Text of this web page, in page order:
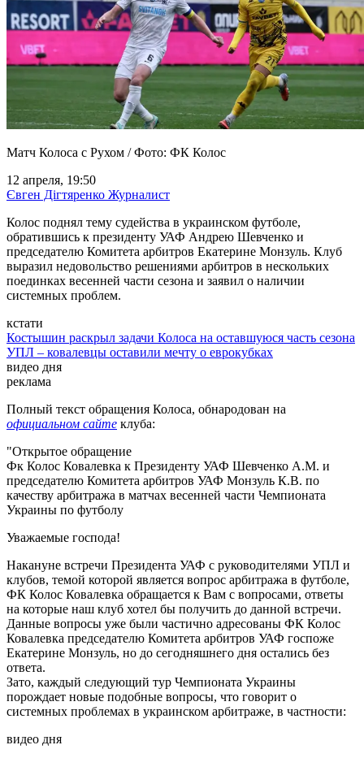
Матч Колоса с Рухом / Фото: ФК Колос
12 апреля, 19:50
Євген Дігтяренко Журналист
Колос поднял тему судейства в украинском футболе,
обратившись к президенту УАФ Андрею Шевченко и
председателю Комитета арбитров Екатерине Монзуль. Клуб
выразил недовольство решениями арбитров в нескольких
поединках весенней части сезона и заявил о наличии
системных проблем.
кстати
Костышин раскрыл задачи Колоса на оставшуюся часть сезона
УПЛ – ковалевцы оставили мечту о еврокубках
видео дня
реклама
Полный текст обращения Колоса, обнародован на
официальном сайте клуба:
"Открытое обращение
Фк Колос Ковалевка к Президенту УАФ Шевченко А.М. и
председателю Комитета арбитров УАФ Монзуль К.В. по
качеству арбитража в матчах весенней части Чемпионата
Украины по футболу
Уважаемые господа!
Накануне встречи Президента УАФ с руководителями УПЛ и
клубов, темой которой является вопрос арбитража в футболе,
ФК Колос Ковалевка обращается к Вам с вопросами, ответы
на которые наш клуб хотел бы получить до данной встречи.
Данные вопросы уже были частично адресованы ФК Колос
Ковалевка председателю Комитета арбитров УАФ госпоже
Екатерине Монзуль, но до сегодняшнего дня остались без
ответа.
Зато, каждый следующий тур Чемпионата Украины
порождает новые подобные вопросы, что говорит о
системных проблемах в украинском арбитраже, в частности:
видео дня